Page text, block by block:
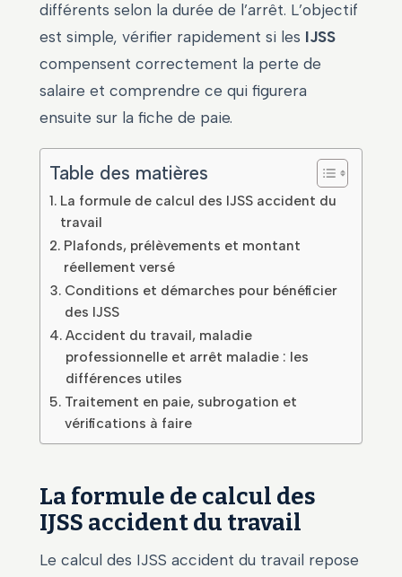
différents selon la durée de l’arrêt. L’objectif
est simple, vérifier rapidement si les IJSS
compensent correctement la perte de
salaire et comprendre ce qui figurera
ensuite sur la fiche de paie.
Table des matières
La formule de calcul des IJSS accident du
travail
Plafonds, prélèvements et montant
réellement versé
Conditions et démarches pour bénéficier
des IJSS
Accident du travail, maladie
professionnelle et arrêt maladie : les
différences utiles
Traitement en paie, subrogation et
vérifications à faire
La formule de calcul des
IJSS accident du travail
Le calcul des IJSS accident du travail repose